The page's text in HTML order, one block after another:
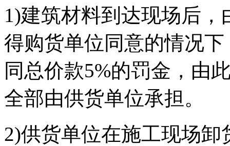
1)建筑材料到达现场后
得购货单位同意的情况
同总价款5%的罚金，由
全部由供货单位承担。
2)供货单位在施工现场